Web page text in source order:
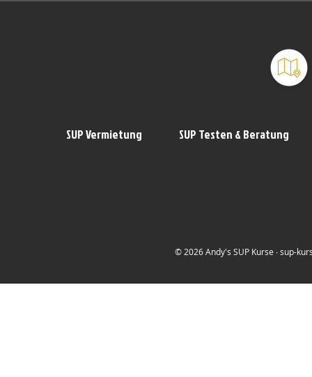
SUP Vermietung SUP Testen & Beratung
© 2026 Andy's SUP Kurse ∙ sup-